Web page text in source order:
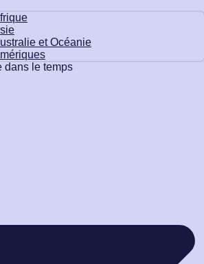
et Océanie
dans le temps